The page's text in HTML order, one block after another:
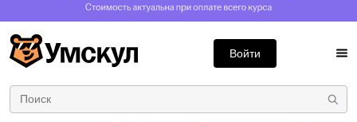
Войти